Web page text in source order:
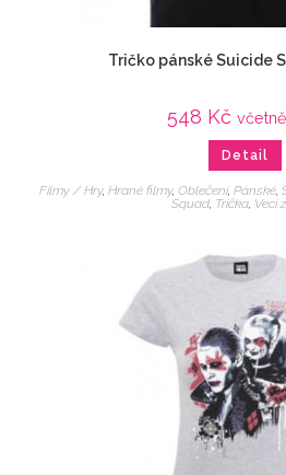
Tričko pánské Suicide
548 Kč
Detail
Filmy / Hry, Hrané filmy, Oblečení, Pánské
Squad, Trička, Veci